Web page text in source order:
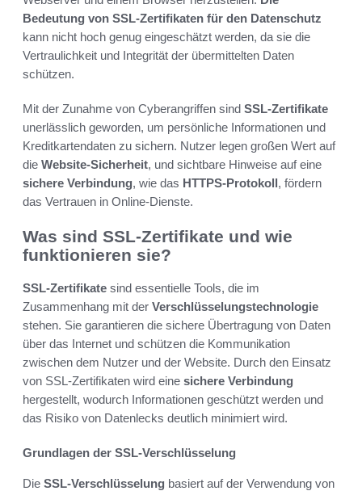
Bedeutung von SSL-Zertifikaten für den Datenschutz
kann nicht hoch genug eingeschätzt werden, da sie die
Vertraulichkeit und Integrität der übermittelten Daten
schützen.
Mit der Zunahme von Cyberangriffen sind SSL-Zertifikate
unerlässlich geworden, um persönliche Informationen und
Kreditkartendaten zu sichern. Nutzer legen großen Wert auf
die Website-Sicherheit, und sichtbare Hinweise auf eine
sichere Verbindung, wie das HTTPS-Protokoll, fördern
das Vertrauen in Online-Dienste.
Was sind SSL-Zertifikate und wie
funktionieren sie?
SSL-Zertifikate sind essentielle Tools, die im
Zusammenhang mit der Verschlüsselungstechnologie
stehen. Sie garantieren die sichere Übertragung von Daten
über das Internet und schützen die Kommunikation
zwischen dem Nutzer und der Website. Durch den Einsatz
von SSL-Zertifikaten wird eine sichere Verbindung
hergestellt, wodurch Informationen geschützt werden und
das Risiko von Datenlecks deutlich minimiert wird.
Grundlagen der SSL-Verschlüsselung
Die SSL-Verschlüsselung basiert auf der Verwendung von